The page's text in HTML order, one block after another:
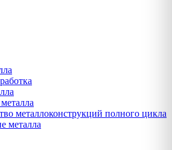
металлоконструкций полного цикла
металла